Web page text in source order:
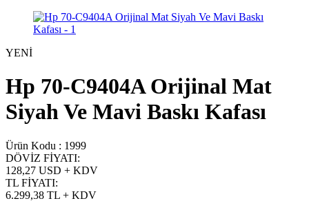
YENİ
Hp 70-C9404A Orijinal Mat
Siyah Ve Mavi Baskı Kafası
Ürün Kodu : 1999
DÖVİZ FİYATI:
128,27 USD + KDV
TL FİYATI:
6.299,38 TL + KDV